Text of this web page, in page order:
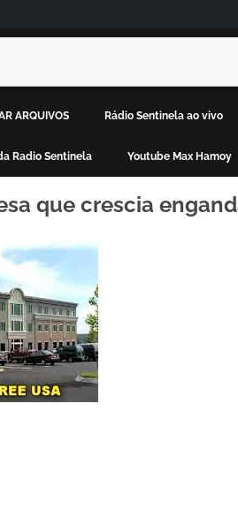
ARQUIVOS Rádio Sentinela ao vivo
Radio Sentinela Youtube Max Hamoy
que crescia